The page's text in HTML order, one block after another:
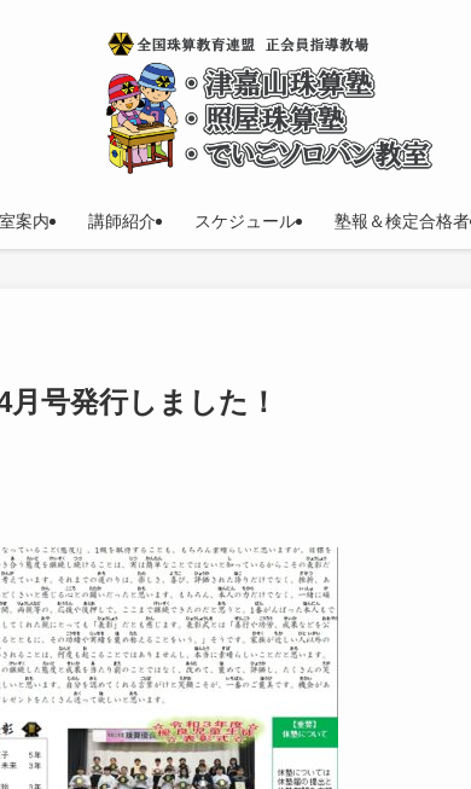
案内 講師紹介 スケジュール 塾報＆検定合格者
号発行しました！